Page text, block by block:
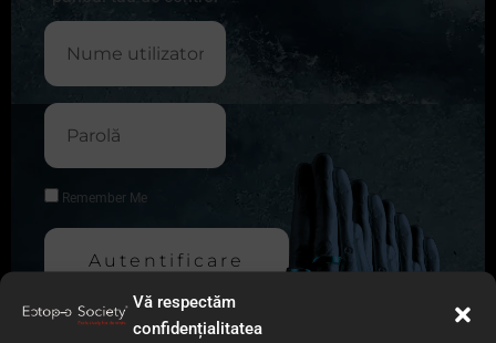
Vă respectăm
confidențialitatea
Remember Me
Autentificare